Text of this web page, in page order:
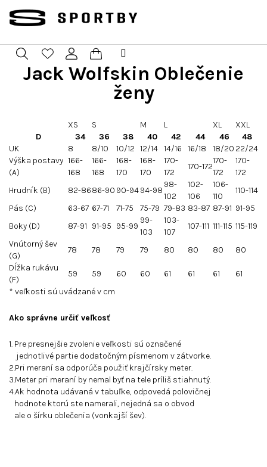
obsah
Hľadať PrihlásenieNákupný
Jack Wolfskin Oblečenie
ženy
XS S M L XL
XXL
D
34 36 38 40 42 44 46
48
UK
8 8/10 10/12 12/14 14/16 16/18 18/20 22/24
Výška postavy
(A)
166-
168
166-
168
168-
170
168-
170
170-
172
170-172
170-
172
170-
172
Hrudník (B)
82-8686-90 90-9494-98
98-
102
102-
106
106-
110
110-114
Pás (C)
63-67 67-71 71-75 75-79 79-83 83-87 87-91 91-95
Boky (D)
87-91 91-95 95-99
99-
103
103-
107
107-111 111-115 115-119
Vnútorný šev
(G)
78 78 79 79 80 80 80
80
Dĺžka rukávu
(F)
59 59 60 60 61 61 61
61
* veľkosti sú uvádzané v cm
Ako správne určiť veľkosť
1. Pre presnejšie zvolenie veľkosti sú označené
jednotlivé partie dodatočným písmenom v zátvorke.
2.Pri meraní sa odporúča použiť krajčírsky meter.
3.Meter pri meraní by nemal byť na tele príliš stiahnutý.
4.Ak hodnota udávaná v tabuľke, odpovedá polovičnej
hodnote ktorú ste namerali, nejedná sa o obvod
ale o šírku oblečenia (vonkajší šev).